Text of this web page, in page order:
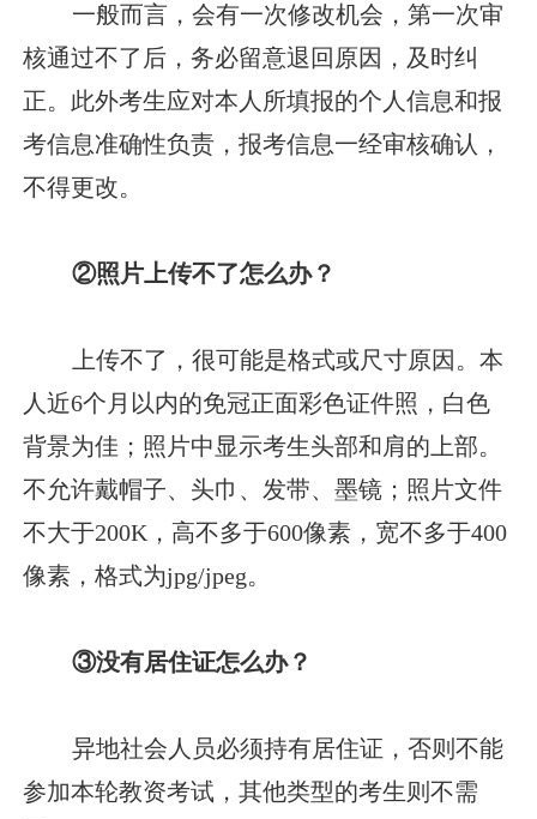
一般而言，会有一次修改机会，第一次审
核通过不了后，务必留意退回原因，及时纠
正。此外考生应对本人所填报的个人信息和报
考信息准确性负责，报考信息一经审核确认，
不得更改。
②照片上传不了怎么办？
上传不了，很可能是格式或尺寸原因。本
人近6个月以内的免冠正面彩色证件照，白色
背景为佳；照片中显示考生头部和肩的上部。
不允许戴帽子、头巾、发带、墨镜；照片文件
不大于200K，高不多于600像素，宽不多于400
像素，格式为jpg/jpeg。
③没有居住证怎么办？
异地社会人员必须持有居住证，否则不能
参加本轮教资考试，其他类型的考生则不需